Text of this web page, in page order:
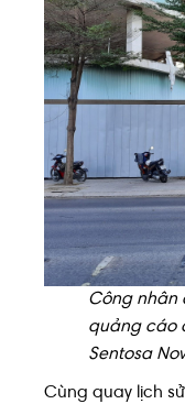
Công nhân
quảng cáo
Sentosa
Cùng quay lịch